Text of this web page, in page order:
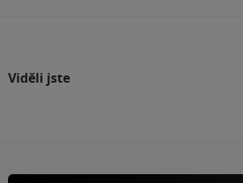
Viděli jste